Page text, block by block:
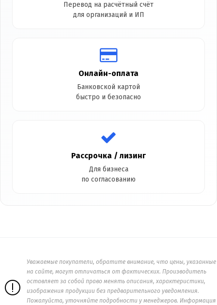
Перевод на расчётный счёт
для организаций и ИП
Онлайн-оплата
Банковской картой
быстро и безопасно
Рассрочка / лизинг
Для бизнеса
по согласованию
Уважаемые покупатели, обратите внимание, что цены, указанные
на сайте, могут отличаться от фактических. Производитель
оставляет за собой право менять описания, характеристики,
изображения продукции без предварительного уведомления.
Пожалуйста, уточняйте подробности у менеджеров. Информация